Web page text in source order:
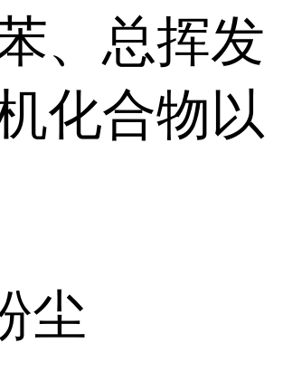
、总挥发
化合物以
尘